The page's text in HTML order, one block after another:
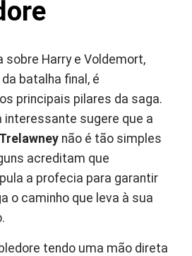
Harry e Voldemort,
batalha final, é
principais pilares da saga.
interessante sugere que a
não é tão simples
acreditam que
a profecia para garantir
o caminho que leva à sua
tendo uma mão direta